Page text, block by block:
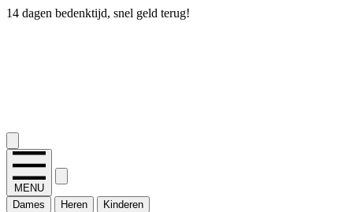
14 dagen bedenktijd, snel geld terug!
MENU
Dames
Heren Kinderen